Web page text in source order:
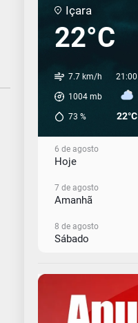
Içara
22°C
7.7 km/h
1004mb
73 %
21:00
22°C
6 de agosto
Hoje
7 de agosto
Amanhã
8 de agosto
Sábado
Domingo
10 de agosto
Segunda-Feira